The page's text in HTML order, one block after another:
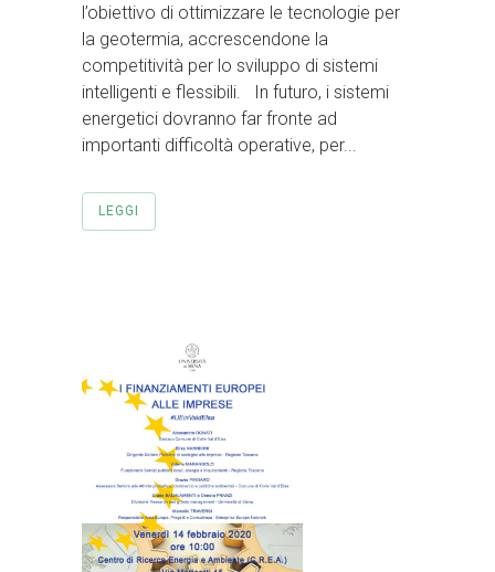
l’obiettivo di ottimizzare le tecnologie per
la geotermia, accrescendone la
competitività per lo sviluppo di sistemi
intelligenti e flessibili. In futuro, i sistemi
energetici dovranno far fronte ad
importanti difficoltà operative, per...
LEGGI